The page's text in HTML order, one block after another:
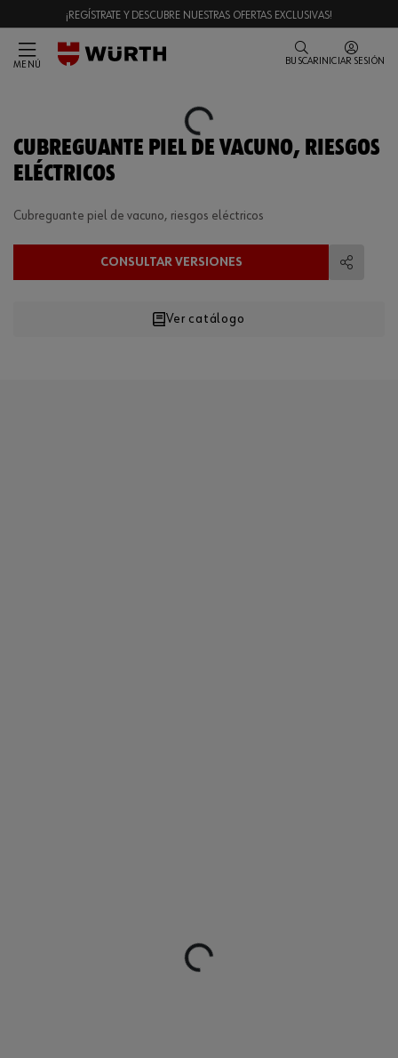
¡REGÍSTRATE Y DESCUBRE NUESTRAS OFERTAS EXCLUSIVAS!
MENÚ BUSCAR INICIAR SESIÓN
Loading...
CUBREGUANTE PIEL DE VACUNO, RIESGOS
ELÉCTRICOS
Cubreguante piel de vacuno, riesgos eléctricos
CONSULTAR VERSIONES
Ver catálogo